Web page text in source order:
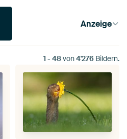
Anzeige
1 - 48von4'276 Bildern.